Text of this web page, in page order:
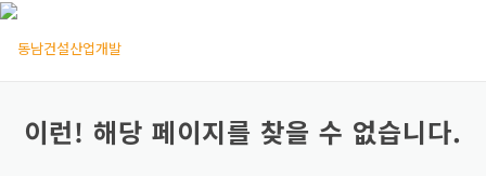
이런! 해당 페이지를 찾을 수 없습니다.